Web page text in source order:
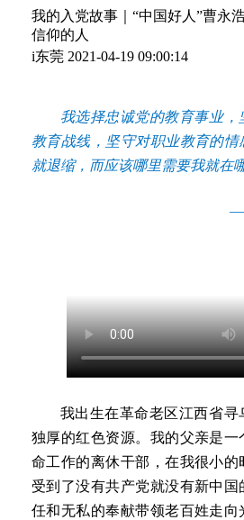
我的入党故事｜“中国好人”曹永
信仰的人
i东莞 2021-04-19 09:00:14
我选择忠诚党的教育事业
教育战线，坚守对职业教育的
就退缩，而应该哪里需要我就在哪
我出生在革命老区江西省寻
独厚的红色资源。我的父亲是
命工作的离休干部，在我很小
受到了没有共产党就没有新中
任和无私的奉献带领老百姓走